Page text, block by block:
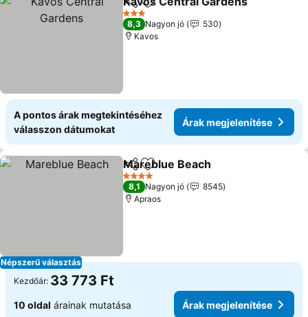
Megosztás
Hozzáadás a kedvencekhez
3 Kategória
8,3 Nagyon jó
530
Kavos
A pontos árak megtekintéséhez
válasszon dátumokat
Árak megjelenítése
Népszerű választás
Megosztás
Hozzáadás a kedvencekhez
Mareblue Beach
4 Kategória
8,1 Nagyon jó
8545
Apraos
Kezdőár: 33 773 Ft
10 oldal árainak mutatása Árak megjelenítése